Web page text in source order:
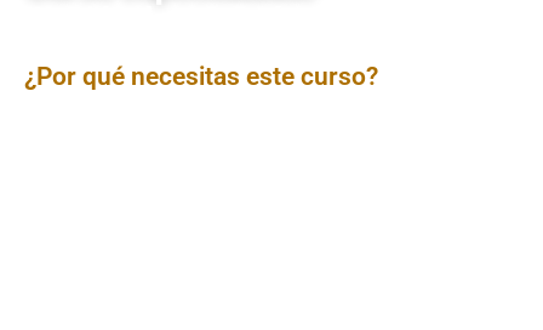
¿Por qué necesitas este curso?